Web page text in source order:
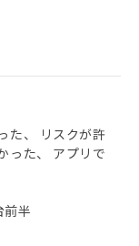
た、 リスクが許
った、 アプリで
半